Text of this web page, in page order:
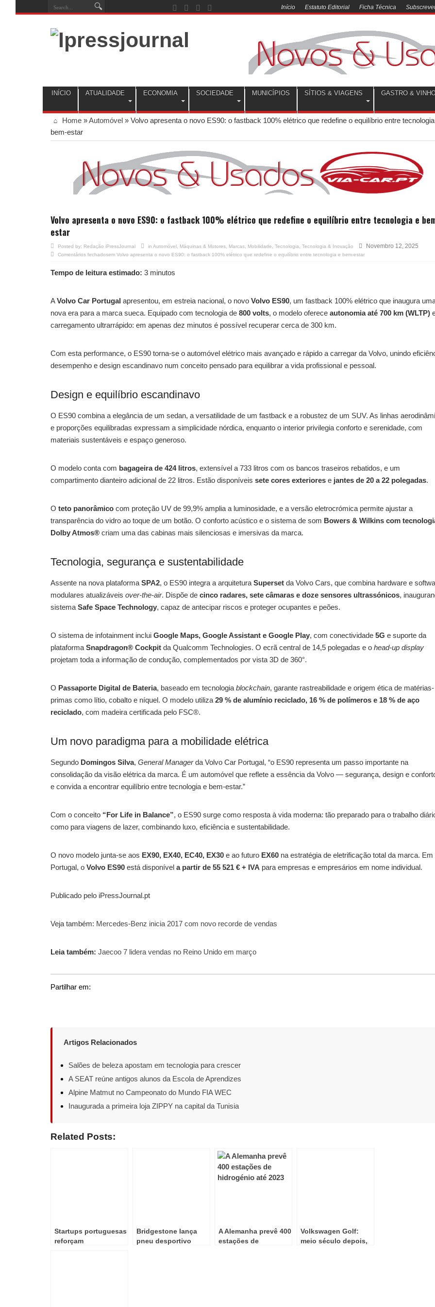
Início Estatuto Editorial Ficha Técnica
INÍCIO ATUALIDADE ECONOMIA SOCIEDADE MUNICÍPIOS SÍTIOS & VIAGENS GASTRO &
Home »Automóvel » Volvo apresenta o novo ES90: o fastback 100% elétrico que redefine o equilíbrio entre
bem-estar
Volvo apresenta o novo ES90: o fastback 100% elétrico que redefine o equilíbrio entre tecnologia e
estar
Posted by: Redação iPressJournal in Automóvel Máquinas & Motores Marcas Mobilidade Tecnologia Tecnologia & Inovação Novembro 12, 2025
Comentários fechadosem Volvo apresenta o novo ES90: o fastback 100% elétrico que redefine o equilíbrio entre tecnologia e bem-estar
Tempo de leitura estimado: 3 minutos
AVolvo Car Portugal apresentou, em estreia nacional, o novo Volvo ES90, um fastback 100% elétrico que inaugura
nova era para a marca sueca. Equipado com tecnologia de 800 volts, o modelo oferece autonomia até 700 km (WLTP)
carregamento ultrarrápido: em apenas dez minutos é possível recuperar cerca de 300 km.
Com esta performance, o ES90 torna-se o automóvel elétrico mais avançado e rápido a carregar da Volvo, unindo
desempenho e design escandinavo num conceito pensado para equilibrar a vida profissional e pessoal.
Design e equilíbrio escandinavo
O ES90 combina a elegância de um sedan, a versatilidade de um fastback e a robustez de um SUV. As linhas
e proporções equilibradas expressam a simplicidade nórdica, enquanto o interior privilegia conforto e serenidade, com
materiais sustentáveis e espaço generoso.
O modelo conta com bagageira de 424 litros, extensível a 733 litros com os bancos traseiros rebatidos, e um
compartimento dianteiro adicional de 22 litros. Estão disponíveis sete cores exteriores e jantes de 20 a 22 polegadas.
O teto panorâmico com proteção UV de 99,9% amplia a luminosidade, e a versão eletrocrómica permite ajustar a
transparência do vidro ao toque de um botão. O conforto acústico e o sistema de som Bowers & Wilkins com
Dolby Atmos® criam uma das cabinas mais silenciosas e imersivas da marca.
Tecnologia, segurança e sustentabilidade
Assente na nova plataforma SPA2, o ES90 integra a arquitetura Superset da Volvo Cars, que combina hardware e
modulares atualizáveis over-the-air. Dispõe de cinco radares, sete câmaras e doze sensores ultrassónicos,
sistema Safe Space Technology, capaz de antecipar riscos e proteger ocupantes e peões.
O sistema de infotainment inclui Google Maps, Google Assistant e Google Play, com conectividade 5G e suporte da
plataforma Snapdragon® Cockpit da Qualcomm Technologies. O ecrã central de 14,5 polegadas e o head-up display
projetam toda a informação de condução, complementados por vista 3D de 360°.
O Passaporte Digital de Bateria, baseado em tecnologia blockchain, garante rastreabilidade e origem ética de matérias-
primas como lítio, cobalto e níquel. O modelo utiliza 29 % de alumínio reciclado, 16 % de polímeros e 18 % de aço
reciclado, com madeira certificada pelo FSC®.
Um novo paradigma para a mobilidade elétrica
Segundo Domingos Silva, General Managerda Volvo Car Portugal, “o ES90 representa um passo importante na
consolidação da visão elétrica da marca. É um automóvel que reflete a essência da Volvo — segurança, design e
e convida a encontrar equilíbrio entre tecnologia e bem-estar.”
Com o conceito “For Life in Balance”, o ES90 surge como resposta à vida moderna: tão preparado para o trabalho
como para viagens de lazer, combinando luxo, eficiência e sustentabilidade.
O novo modelo junta-se aos EX90, EX40, EC40, EX30 e ao futuro EX60 na estratégia de eletrificação total da marca. Em
Portugal, o Volvo ES90 está disponível a partir de 55 521 € + IVA para empresas e empresários em nome individual.
Publicado pelo iPressJournal.pt
Veja também: Mercedes-Benz inicia 2017 com novo recorde de vendas
Leia também: Jaecoo 7 lidera vendas no Reino Unido em março
Partilhar em:
Artigos Relacionados
Salões de beleza apostam em tecnologia para crescer
A SEAT reúne antigos alunos da Escola de Aprendizes
Alpine Matmut no Campeonato do Mundo FIA WEC
Inaugurada a primeira loja ZIPPY na capital da Tunisia
Related Posts:
Startups portuguesas
reforçam
Bridgestone lança
pneu desportivo
A Alemanha prevê 400
estações de
Volkswagen Golf:
meio século depois,